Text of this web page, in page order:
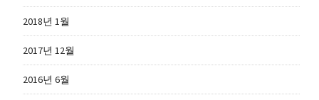
2018년 1월
2017년 12월
2016년 6월